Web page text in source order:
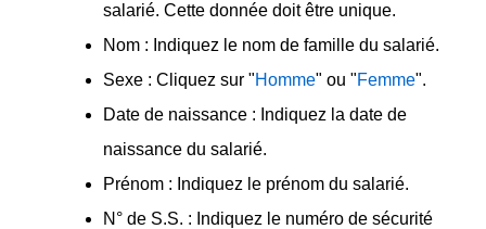
salarié. Cette donnée doit être unique.
Nom : Indiquez le nom de famille du salarié.
Sexe : Cliquez sur "Homme" ou "Femme".
Date de naissance : Indiquez la date de
naissance du salarié.
Prénom : Indiquez le prénom du salarié.
N° de S.S. : Indiquez le numéro de sécurité